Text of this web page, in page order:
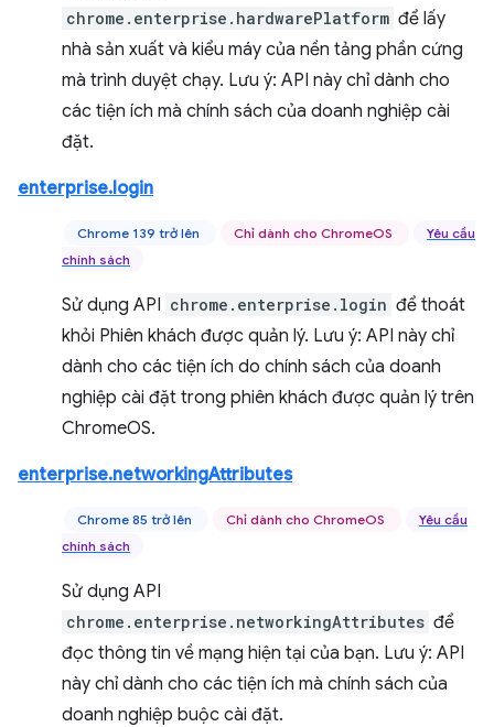
chrome.enterprise.hardwarePlatform để lấy
nhà sản xuất và kiểu máy của nền tảng phần cứng
mà trình duyệt chạy. Lưu ý: API này chỉ dành cho
các tiện ích mà chính sách của doanh nghiệp cài
đặt.
enterprise.login
Chrome 139 trở lên Chỉ dành cho ChromeOS
Yêu cầu
chính sách
Sử dụng API chrome.enterprise.login để thoát
khỏi Phiên khách được quản lý. Lưu ý: API này chỉ
dành cho các tiện ích do chính sách của doanh
nghiệp cài đặt trong phiên khách được quản lý trên
ChromeOS.
enterprise.networkingAttributes
Chrome 85 trở lên Chỉ dành cho ChromeOS
Yêu cầu
chính sách
Sử dụng API
chrome.enterprise.networkingAttributes để
đọc thông tin về mạng hiện tại của bạn. Lưu ý: API
này chỉ dành cho các tiện ích mà chính sách của
doanh nghiệp buộc cài đặt.